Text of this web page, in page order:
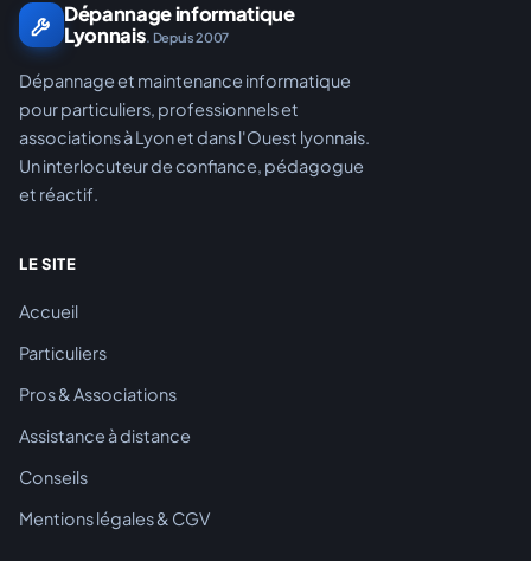
Dépannage informatique
Lyonnais. Depuis 2007
Dépannage et maintenance informatique
pour particuliers, professionnels et
associations à Lyon et dans l'Ouest lyonnais.
Un interlocuteur de confiance, pédagogue
et réactif.
LE SITE
Accueil
Particuliers
Pros & Associations
Assistance à distance
Conseils
Mentions légales & CGV